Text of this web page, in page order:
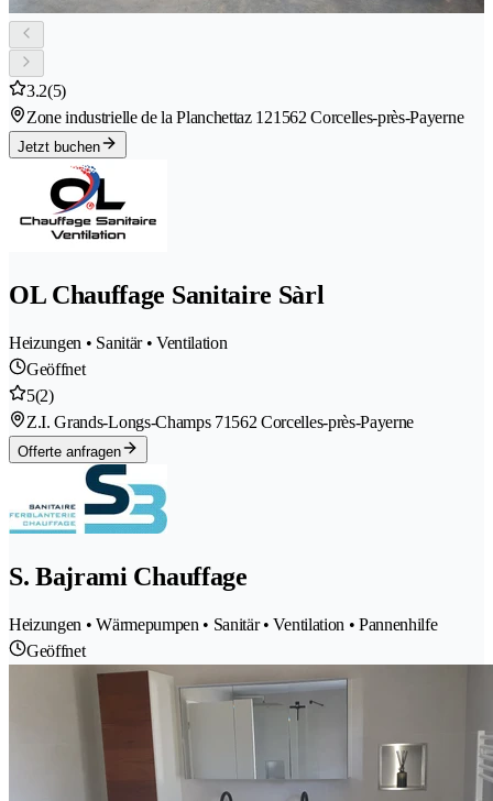
3.2(5)
Zone industrielle de la Planchettaz 121562 Corcelles-près-Payerne
Jetzt buchen
OL Chauffage Sanitaire Sàrl
Heizungen • Sanitär • Ventilation
Geöffnet
5(2)
Z.I. Grands-Longs-Champs 71562 Corcelles-près-Payerne
Offerte anfragen
S. Bajrami Chauffage
Heizungen • Wärmepumpen • Sanitär • Ventilation • Pannenhilfe
Geöffnet